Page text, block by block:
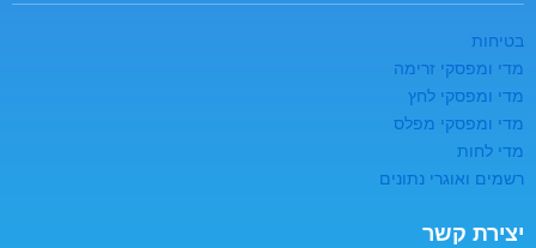
בטיחות
מדי ומפסקי זרימה
מדי ומפסקי לחץ
מדי ומפסקי מפלס
מדי לחות
רשמים ואוגרי נתונים
יצירת קשר